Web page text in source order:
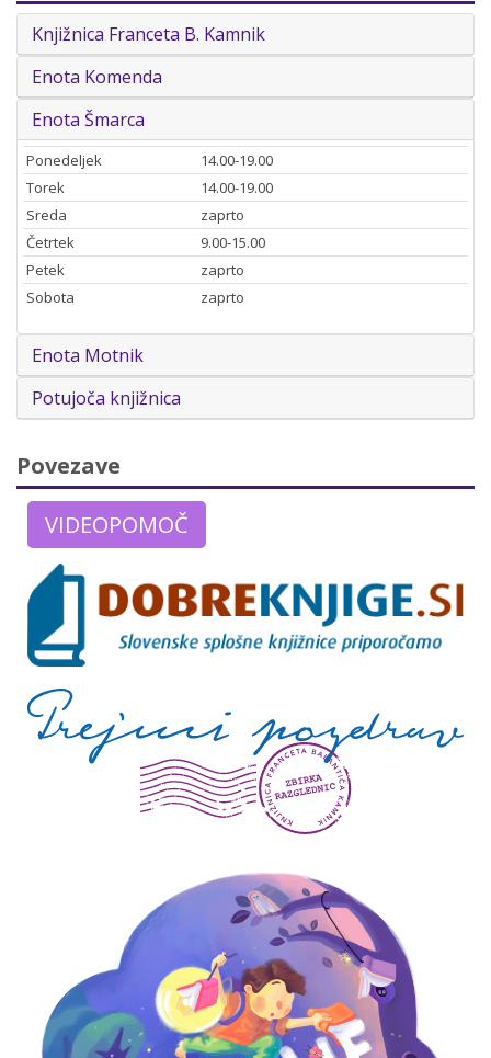
Knjižnica Franceta B. Kamnik
Enota Komenda
Enota Šmarca
Ponedeljek
14.00-19.00
Torek
14.00-19.00
Sreda
zaprto
Četrtek
9.00-15.00
Petek
zaprto
Sobota
zaprto
Enota Motnik
Potujoča knjižnica
Povezave
VIDEOPOMOČ